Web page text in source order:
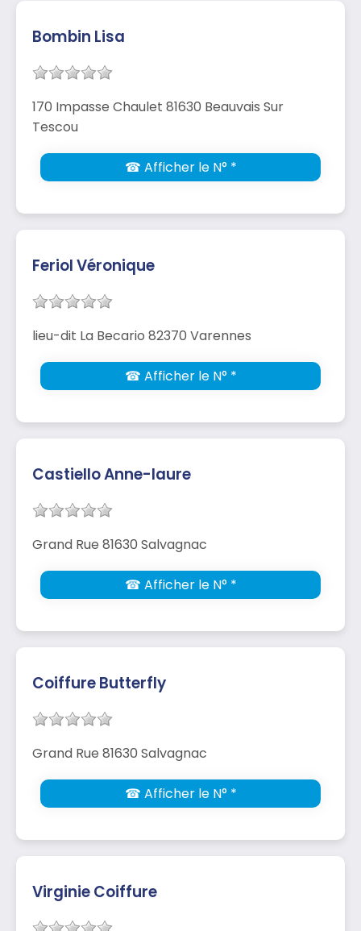
Bombin Lisa
170 Impasse Chaulet 81630 Beauvais Sur
Tescou
☎ Afficher le N° *
Feriol Véronique
lieu-dit La Becario 82370 Varennes
☎ Afficher le N° *
Castiello Anne-laure
Grand Rue 81630 Salvagnac
☎ Afficher le N° *
Coiffure Butterfly
Grand Rue 81630 Salvagnac
☎ Afficher le N° *
Virginie Coiffure